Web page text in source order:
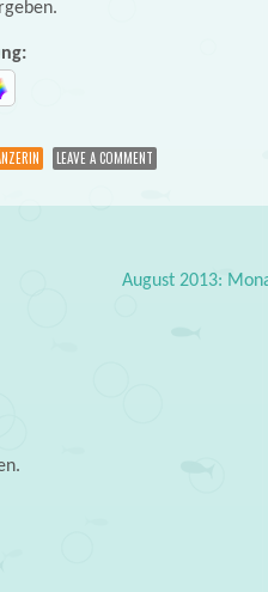
LEAVE A COMMENT
August 2013: